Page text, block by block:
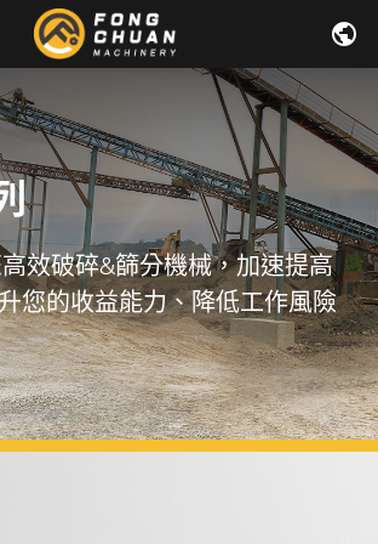
效破碎&篩分機械，加速提高
您的收益能力、降低工作風險